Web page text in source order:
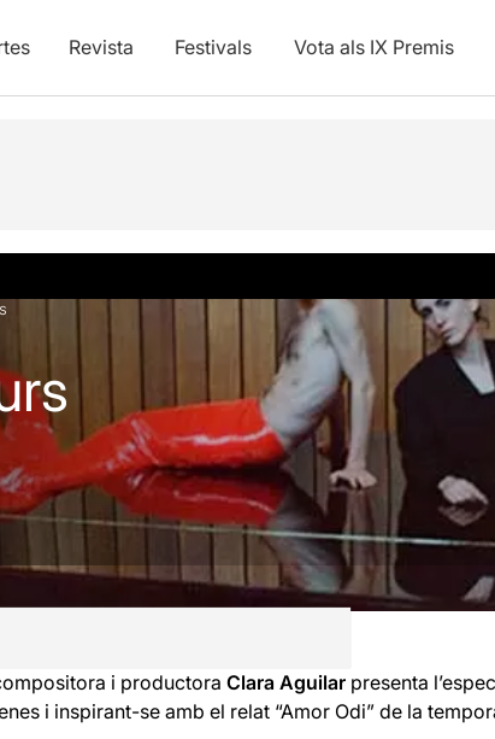
Revista Festivals Vota als IX Premis
i productora Clara Aguilarpresenta
i inspirant-se amb el relat “Amor Odi” de la